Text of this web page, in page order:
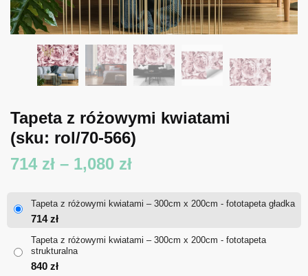
Tapeta z różowymi kwiatami
(sku: rol/70-566)
714 zł – 1,080 złZakres
714 zł
Tapeta z różowymi kwiatami – 300cm x 200cm - fototapeta gładka
714zł
Tapeta z różowymi kwiatami – 300cm x 200cm - fototapeta
strukturalna
840 zł